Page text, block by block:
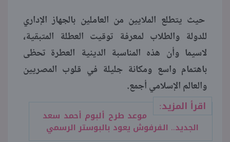
ملفات
منوعات
حيث يتطلع الملايين من العاملين بالجهاز الإداري
للدولة والطلاب لمعرفة توقيت العطلة المتبقية،
لاسيما وأن هذه المناسبة الدينية العطرة تحظى
باهتمام واسع ومكانة جليلة في قلوب المصريين
والعالم الإسلامي أجمع.
اقرأ المزيد:
موعد طرح ألبوم أحمد سعد
الجديد.. الفرفوش يعود بالبوستر الرسمي